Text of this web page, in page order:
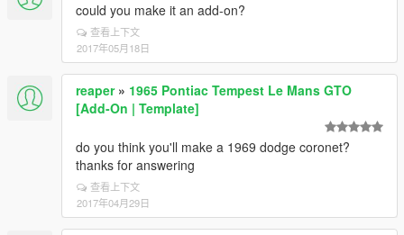
could you make it an add-on?
查看上下文
2017年05月18日
reaper» 1965 Pontiac Tempest Le Mans GTO
[Add-On | Template]
do you think you'll make a 1969 dodge coronet?
thanks for answering
查看上下文
2017年04月29日